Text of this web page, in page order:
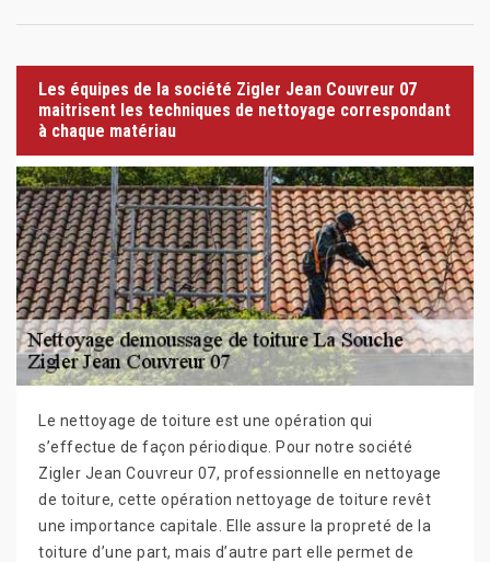
Les équipes de la société Zigler Jean Couvreur 07
maitrisent les techniques de nettoyage correspondant
à chaque matériau
Le nettoyage de toiture est une opération qui
s’effectue de façon périodique. Pour notre société
Zigler Jean Couvreur 07, professionnelle en nettoyage
de toiture, cette opération nettoyage de toiture revêt
une importance capitale. Elle assure la propreté de la
toiture d’une part, mais d’autre part elle permet de